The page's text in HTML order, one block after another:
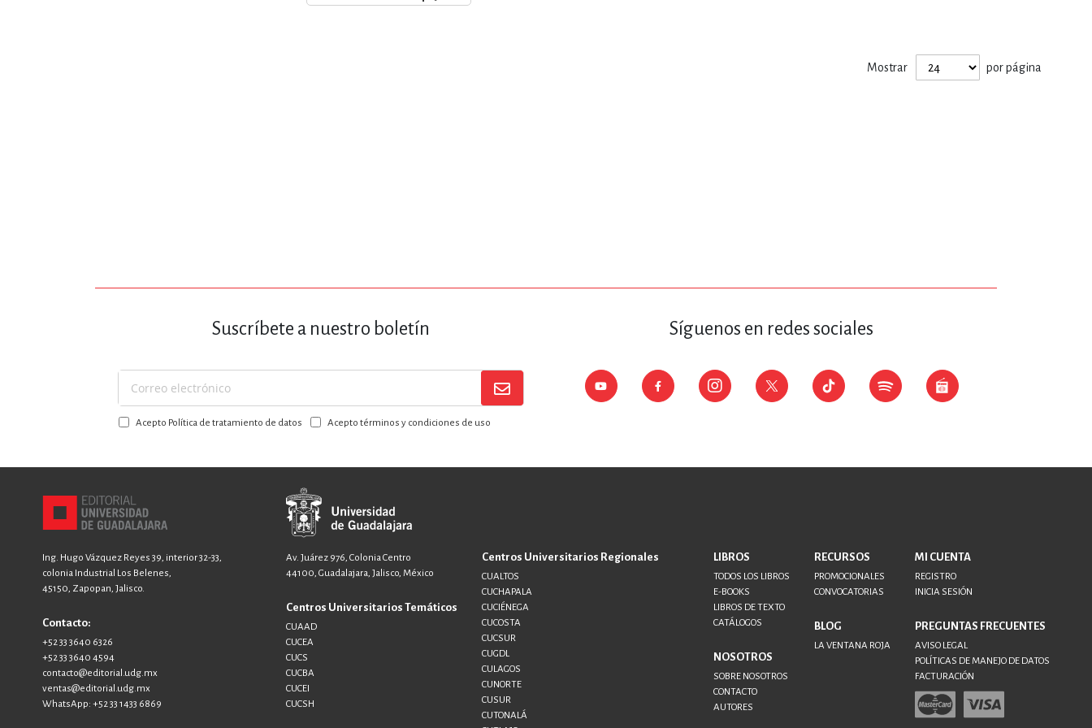
MATEMÁTICAS Y CIENCIAS
NOVELA GRÁFICA, LIBROS DE CÓMICS, DIBUJOS ANIMADOS
TECNOLOGÍA, INGENIERÍA, AGRICULTURA
Mostrar por página
Suscríbete a nuestro boletín
Suscríbase
a
nuestroAcepto Política de tratamiento de datos Acepto términos y condiciones de uso
Síguenos en redes sociales
Ing. Hugo Vázquez Reyes 39, interior 32-33,
colonia Industrial Los Belenes,
45150, Zapopan, Jalisco.
Contacto:
+52 33 3640 6326
+52 33 3640 4594
contacto@editorial.udg.mx
ventas@editorial.udg.mx
WhatsApp: +52 33 1433 6869
Av. Juárez 976, Colonia Centro
44100, Guadalajara, Jalisco, México
Centros Universitarios Temáticos
CUAAD
CUCEA
CUCS
CUCBA
CUCEI
CUCSH
Centros Universitarios Regionales
CUALTOS
CUCHAPALA
CUCIÉNEGA
CUCOSTA
CUCSUR
CUGDL
CULAGOS
CUNORTE
CUSUR
CUTONALÁ
LIBROS
TODOS LOS LIBROS
E-BOOKS
LIBROS DE TEXTO
CATÁLOGOS
NOSOTROS
SOBRE NOSOTROS
CONTACTO
AUTORES
RECURSOS
PROMOCIONALES
CONVOCATORIAS
BLOG
LA VENTANA ROJA
MI CUENTA
REGISTRO
INICIA SESIÓN
PREGUNTAS FRECUENTES
AVISO LEGAL
POLÍTICAS DE MANEJO DE DATOS
FACTURACIÓN